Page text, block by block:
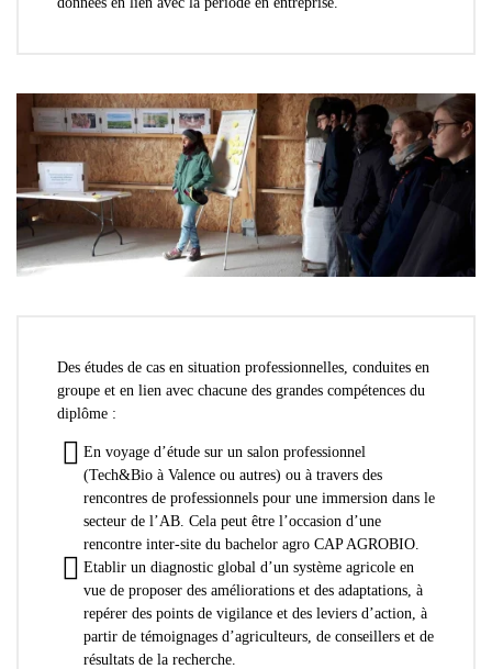
Des études de cas en situation professionnelles, conduites en
groupe et en lien avec chacune des grandes compétences du
diplôme :
En voyage d’étude sur un salon professionnel
(Tech&Bio à Valence ou autres) ou à travers des
rencontres de professionnels pour une immersion dans le
secteur de l’AB. Cela peut être l’occasion d’une
rencontre inter-site du bachelor agro CAP AGROBIO.
Etablir un diagnostic global d’un système agricole en
vue de proposer des améliorations et des adaptations, à
repérer des points de vigilance et des leviers d’action, à
partir de témoignages d’agriculteurs, de conseillers et de
résultats de la recherche.